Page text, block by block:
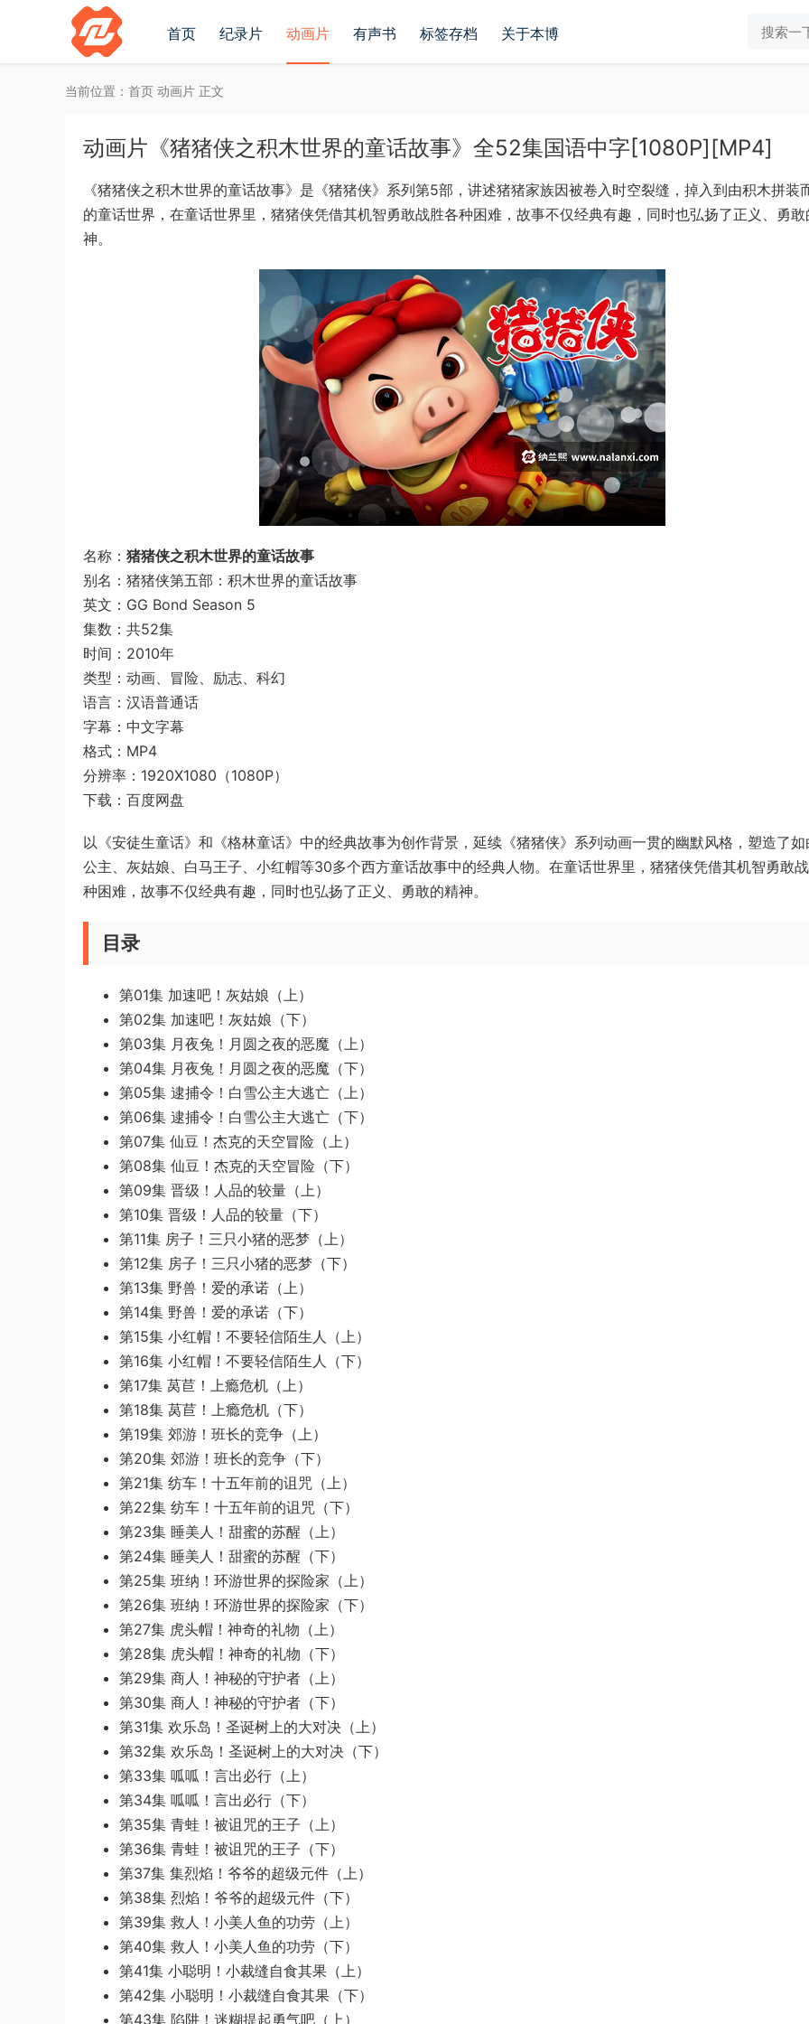
首页 纪录片 动画片 有声书 标签存档 关于本博
当前位置： 首页 动画片 正文
动画片《猪猪侠之积木世界的童话故事》全52集国语中字[1080P][MP4]
《猪猪侠之积木世界的童话故事》是《猪猪侠》系列第5部，讲述猪猪家族因被卷入时空裂缝，掉入到由积木拼装
的童话世界，在童话世界里，猪猪侠凭借其机智勇敢战胜各种困难，故事不仅经典有趣，同时也弘扬了正义、勇敢
神。
名称： 猪猪侠之积木世界的童话故事
别名：猪猪侠第五部：积木世界的童话故事
英文：GG Bond Season 5
集数：共52集
时间：2010年
类型：动画、冒险、励志、科幻
语言：汉语普通话
字幕：中文字幕
格式：MP4
分辨率：1920X1080（1080P）
下载：百度网盘
以《安徒生童话》和《格林童话》中的经典故事为创作背景，延续《猪猪侠》系列动画一贯的幽默风格，塑造了如
公主、灰姑娘、白马王子、小红帽等30多个西方童话故事中的经典人物。在童话世界里，猪猪侠凭借其机智勇敢
种困难，故事不仅经典有趣，同时也弘扬了正义、勇敢的精神。
目录
第01集 加速吧！灰姑娘（上）
第02集 加速吧！灰姑娘（下）
第03集 月夜兔！月圆之夜的恶魔（上）
第04集 月夜兔！月圆之夜的恶魔（下）
第05集 逮捕令！白雪公主大逃亡（上）
第06集 逮捕令！白雪公主大逃亡（下）
第07集 仙豆！杰克的天空冒险（上）
第08集 仙豆！杰克的天空冒险（下）
第09集 晋级！人品的较量（上）
第10集 晋级！人品的较量（下）
第11集 房子！三只小猪的恶梦（上）
第12集 房子！三只小猪的恶梦（下）
第13集 野兽！爱的承诺（上）
第14集 野兽！爱的承诺（下）
第15集 小红帽！不要轻信陌生人（上）
第16集 小红帽！不要轻信陌生人（下）
第17集 莴苣！上瘾危机（上）
第18集 莴苣！上瘾危机（下）
第19集 郊游！班长的竞争（上）
第20集 郊游！班长的竞争（下）
第21集 纺车！十五年前的诅咒（上）
第22集 纺车！十五年前的诅咒（下）
第23集 睡美人！甜蜜的苏醒（上）
第24集 睡美人！甜蜜的苏醒（下）
第25集 班纳！环游世界的探险家（上）
第26集 班纳！环游世界的探险家（下）
第27集 虎头帽！神奇的礼物（上）
第28集 虎头帽！神奇的礼物（下）
第29集 商人！神秘的守护者（上）
第30集 商人！神秘的守护者（下）
第31集 欢乐岛！圣诞树上的大对决（上）
第32集 欢乐岛！圣诞树上的大对决（下）
第33集 呱呱！言出必行（上）
第34集 呱呱！言出必行（下）
第35集 青蛙！被诅咒的王子（上）
第36集 青蛙！被诅咒的王子（下）
第37集 集烈焰！爷爷的超级元件（上）
第38集 烈焰！爷爷的超级元件（下）
第39集 救人！小美人鱼的功劳（上）
第40集 救人！小美人鱼的功劳（下）
第41集 小聪明！小裁缝自食其果（上）
第42集 小聪明！小裁缝自食其果（下）
第43集 陷阱！迷糊提起勇气吧（上）